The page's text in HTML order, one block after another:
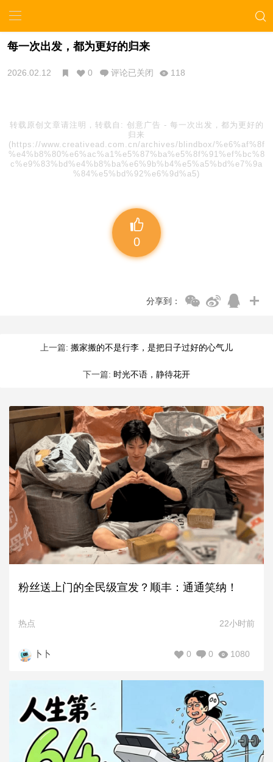
每一次出发，都为更好的归来
2026.02.12 0 评论已关闭 118
转载原创文章请注明，转载自: 创意广告 - 每一次出发，都为更好的
归来
(https://www.creativead.com.cn/archives/blindbox/%e6%af%8f
%e4%b8%80%e6%ac%a1%e5%87%ba%e5%8f%91%ef%bc%8
c%e9%83%bd%e4%b8%ba%e6%9b%b4%e5%a5%bd%e7%9a
%84%e5%bd%92%e6%9d%a5)
0
分享到：
上一篇: 搬家搬的不是行李，是把日子过好的心气儿
下一篇: 时光不语，静待花开
粉丝送上门的全民级宣发？顺丰：通通笑纳！
热点 22小时前
卜卜 1080
0
0